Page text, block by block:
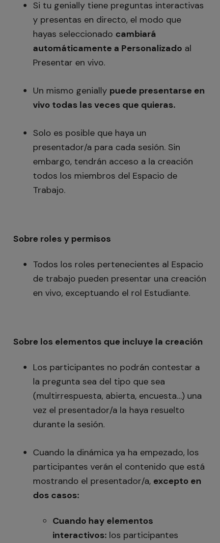
Si tu genially tiene preguntas interactivas
y presentas en directo, el modo que
hayas seleccionado cambiará
automáticamente a Personalizado al
Presentar en vivo.
Un mismo genially puede presentarse en
vivo todas las veces que quieras.
Solo es posible que haya un
presentador/a para cada sesión. Sin
embargo, tendrán acceso a la creación
todos los miembros del Espacio de
Trabajo.
Sobre roles y permisos
Todos los roles pertenecientes al Espacio
de trabajo pueden presentar una creación
en vivo, exceptuando el rol Estudiante.
Sobre los elementos que incluye la creación
Los participantes no podrán contestar a
la pregunta sea del tipo que sea
(multirrespuesta, abierta, encuesta…) una
vez el presentador/a la haya resuelto
durante la sesión.
Cuando la dinámica ya ha empezado, los
participantes verán el contenido que está
mostrando el presentador/a, excepto en
dos casos:
Cuando hay elementos
interactivos: los participantes